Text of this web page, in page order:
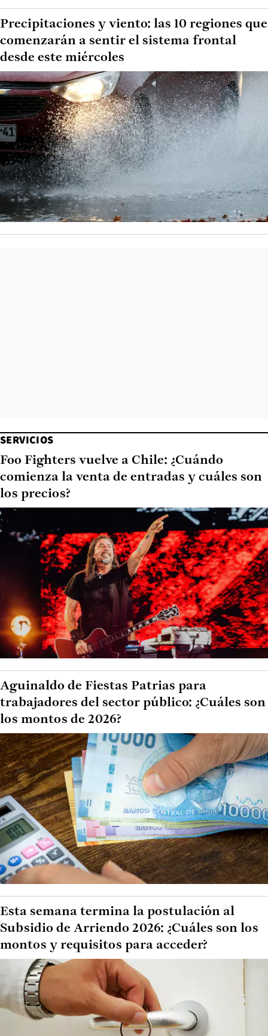
Precipitaciones y viento: las 10 regiones que
comenzarán a sentir el sistema frontal
desde este miércoles
SERVICIOS
Foo Fighters vuelve a Chile: ¿Cuándo
comienza la venta de entradas y cuáles son
los precios?
Aguinaldo de Fiestas Patrias para
trabajadores del sector público: ¿Cuáles son
los montos de 2026?
Esta semana termina la postulación al
Subsidio de Arriendo 2026: ¿Cuáles son los
montos y requisitos para acceder?